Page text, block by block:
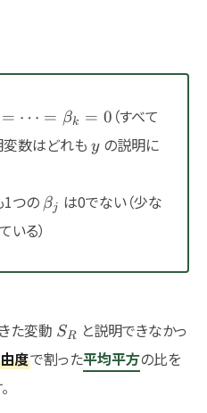
= ⋯ = βk = 0 （すべて
数はどれも y
yの説明に
1つの \beta_j
βj
は0でない（少な
いる）
た変動 S_R
SR
と説明できなかっ
度で割った平均平方の比を